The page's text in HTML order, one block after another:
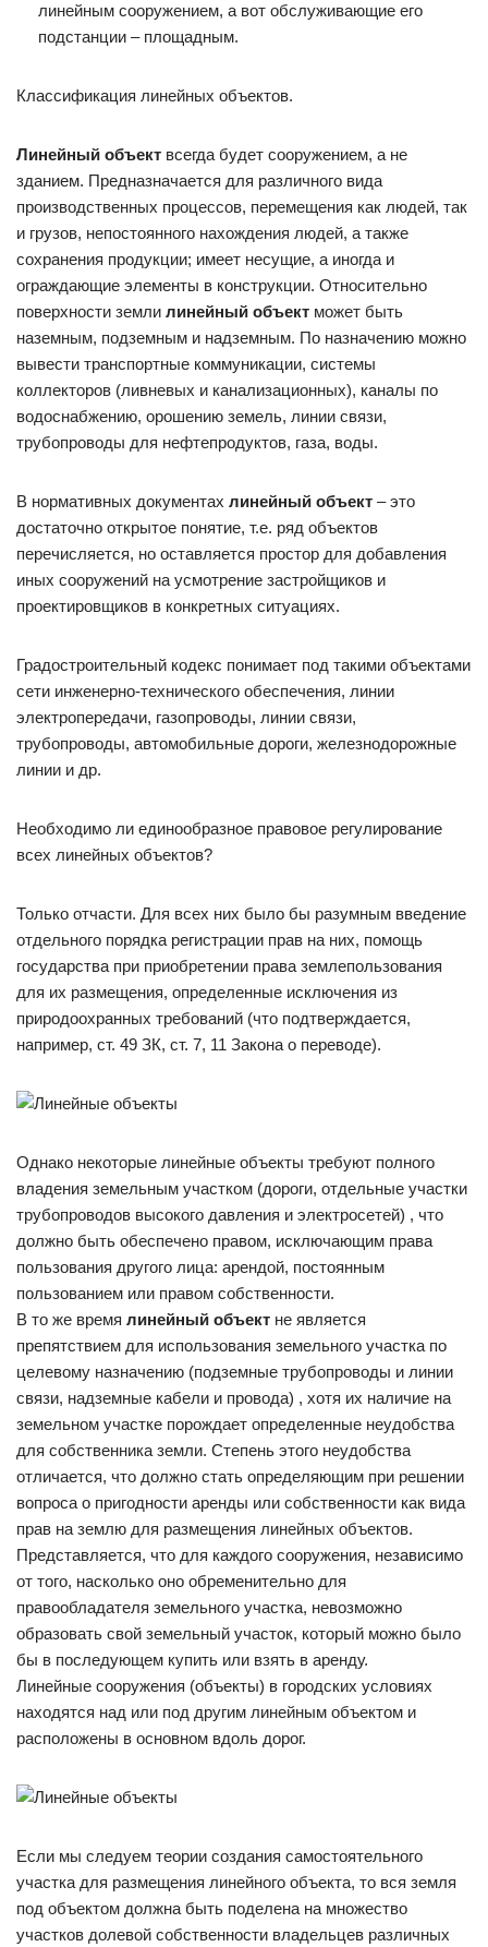
линейным сооружением, а вот обслуживающие его
подстанции – площадным.
Классификация линейных объектов.
Линейный объект всегда будет сооружением, а не
зданием. Предназначается для различного вида
производственных процессов, перемещения как людей, так
и грузов, непостоянного нахождения людей, а также
сохранения продукции; имеет несущие, а иногда и
ограждающие элементы в конструкции. Относительно
поверхности земли линейный объект может быть
наземным, подземным и надземным. По назначению можно
вывести транспортные коммуникации, системы
коллекторов (ливневых и канализационных), каналы по
водоснабжению, орошению земель, линии связи,
трубопроводы для нефтепродуктов, газа, воды.
В нормативных документах линейный объект – это
достаточно открытое понятие, т.е. ряд объектов
перечисляется, но оставляется простор для добавления
иных сооружений на усмотрение застройщиков и
проектировщиков в конкретных ситуациях.
Градостроительный кодекс понимает под такими объектами
сети инженерно-технического обеспечения, линии
электропередачи, газопроводы, линии связи,
трубопроводы, автомобильные дороги, железнодорожные
линии и др.
Необходимо ли единообразное правовое регулирование
всех линейных объектов?
Только отчасти. Для всех них было бы разумным введение
отдельного порядка регистрации прав на них, помощь
государства при приобретении права землепользования
для их размещения, определенные исключения из
природоохранных требований (что подтверждается,
например, ст. 49 ЗК, ст. 7, 11 Закона о переводе).
Однако некоторые линейные объекты требуют полного
владения земельным участком (дороги, отдельные участки
трубопроводов высокого давления и электросетей) , что
должно быть обеспечено правом, исключающим права
пользования другого лица: арендой, постоянным
пользованием или правом собственности.
В то же время линейный объект не является
препятствием для использования земельного участка по
целевому назначению (подземные трубопроводы и линии
связи, надземные кабели и провода) , хотя их наличие на
земельном участке порождает определенные неудобства
для собственника земли. Степень этого неудобства
отличается, что должно стать определяющим при решении
вопроса о пригодности аренды или собственности как вида
прав на землю для размещения линейных объектов.
Представляется, что для каждого сооружения, независимо
от того, насколько оно обременительно для
правообладателя земельного участка, невозможно
образовать свой земельный участок, который можно было
бы в последующем купить или взять в аренду.
Линейные сооружения (объекты) в городских условиях
находятся над или под другим линейным объектом и
расположены в основном вдоль дорог.
Если мы следуем теории создания самостоятельного
участка для размещения линейного объекта, то вся земля
под объектом должна быть поделена на множество
участков долевой собственности владельцев различных